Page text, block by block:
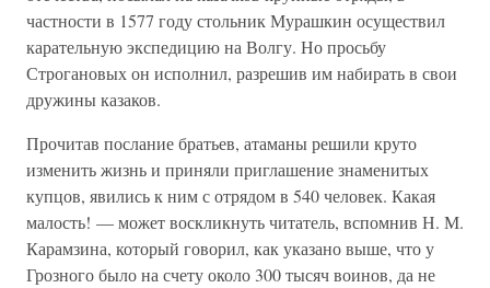
частности в 1577 году стольник Мурашкин осуществил
карательную экспедицию на Волгу. Но просьбу
Строгановых он исполнил, разрешив им набирать в свои
дружины казаков.
Прочитав послание братьев, атаманы решили круто
изменить жизнь и приняли приглашение знаменитых
купцов, явились к ним с отрядом в 540 человек. Какая
малость! — может воскликнуть читатель, вспомнив Н. М.
Карамзина, который говорил, как указано выше, что у
Грозного было на счету около 300 тысяч воинов, да не